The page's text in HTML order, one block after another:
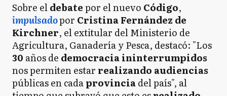
Sobre eldebatepor el nuevo Código,
impulsadopor Cristina Fernández de
Kirchner, el extitular del Ministerio de
Agricultura, Ganadería y Pesca, destacó: "Los
30 años de democracia ininterrumpidos
nos permiten estar realizando audiencias
públicas en cadaprovinciadel país", al